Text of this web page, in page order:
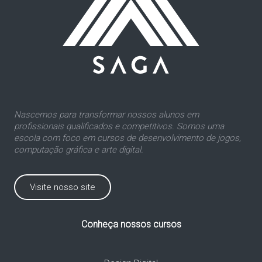
Nascemos para transformar nossos alunos em
profissionais qualificados e competitivos. Somos uma
escola com foco em cursos de desenvolvimento de jogos,
computação gráfica e arte digital.
Visite nosso site
Conheça nossos cursos